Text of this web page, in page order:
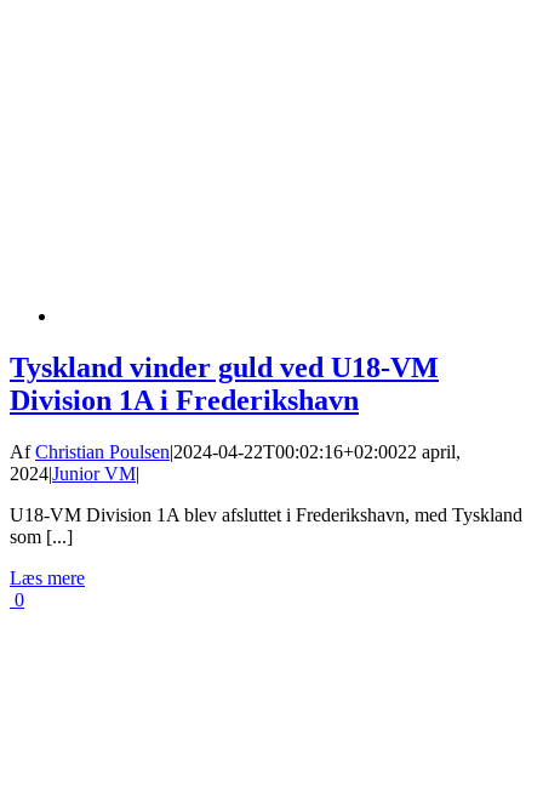
Tyskland vinder guld ved U18-VM
Division 1A i Frederikshavn
AfChristian Poulsen|2024-04-22T00:02:16+02:0022 april,
2024|Junior VM|
U18-VM Division 1A blev afsluttet i Frederikshavn, med Tyskland
som [...]
Læs mere
0